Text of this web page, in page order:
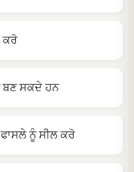
ਕਰੋ
ਬਣ ਸਕਦੇ ਹਨ
ਨੂੰ ਸੀਲ ਕਰੋ